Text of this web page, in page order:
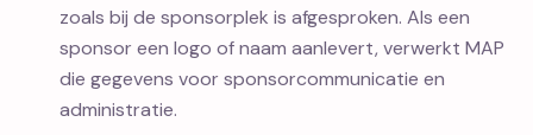
zoals bij de sponsorplek is afgesproken. Als een
sponsor een logo of naam aanlevert, verwerkt MAP
die gegevens voor sponsorcommunicatie en
administratie.